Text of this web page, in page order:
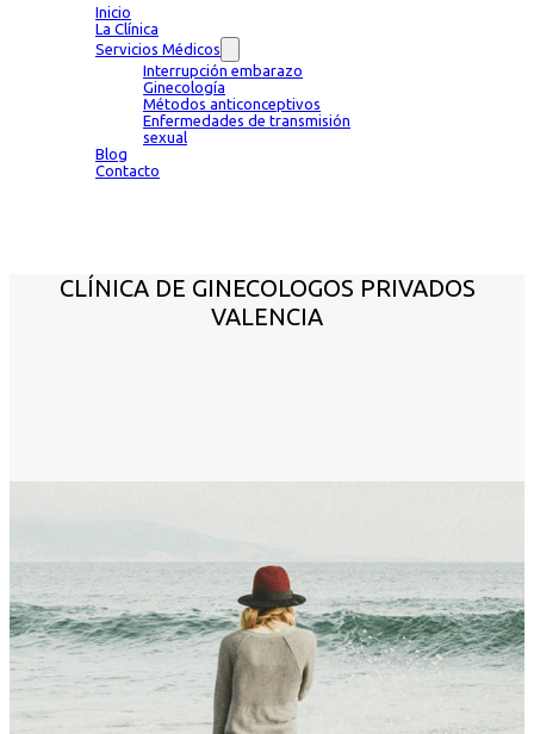
Inicio
La Clínica
Servicios Médicos
Interrupción embarazo
Ginecología
Métodos anticonceptivos
Enfermedades de transmisión
sexual
Blog
Contacto
CLÍNICA DE GINECOLOGOS PRIVADOS
VALENCIA